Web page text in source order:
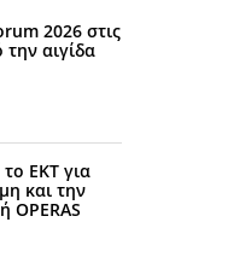
2026 στις
την αιγίδα
ΕΚΤ για
και την
OPERAS